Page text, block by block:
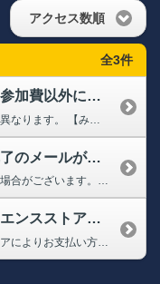
アクセス数順
全3件
ドームツアー申込みの際にツアー参加費以外に手数料はかかりますか？
手数料につきましては、お申込み方法により異なります。 【みずほPayPayドームツアー専用サイトでのお申込みの場合】 手数料なし 【タカチケットでのお申込みの場合】 ◆クラブホークス会員・・・手数料なし ◆タカポイント会員・・・・支払い方法、発券方法により異なる ①クレジットカードまたはPayPay みずほPayPayドームにて発券→すべての手数料0円 QRチケッ...
ドームツアーに申し込んだが、完了のメールが届かない
迷惑メールの設定等でメールが届いていない場合がございます。 ドメイン「＠softbankhawks.co.jp」のメールアドレスを受信できるよう設定のうえ、下記お問い合わせフォームまたは、BOSS E・ZO FUKUOKA/みずほPayPayドームツアー予約専用ダイヤルまでお問合せください。 受付時に必要なメールを再送させていただきます。 【お問い合わせフォーム】 https:/...
ドームツアー申込み後のコンビニエンスストアでの支払い方法について知りたい